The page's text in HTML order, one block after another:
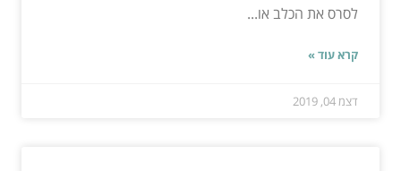
לסרס את הכלב או...
קרא עוד »
דצמ 04, 2019